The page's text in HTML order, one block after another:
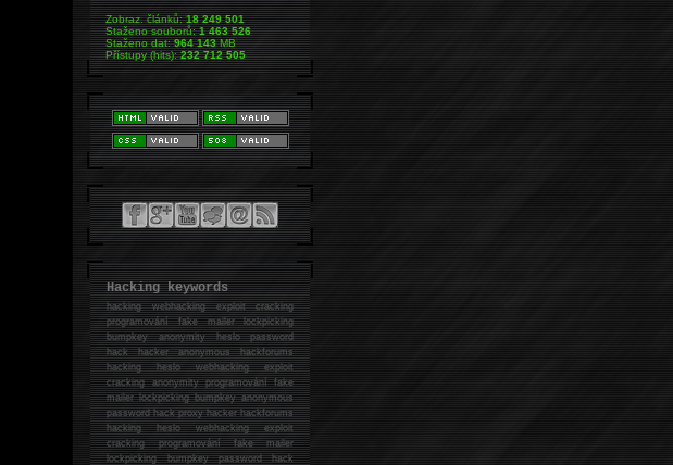
Zobraz. článků:18 249 501
Staženo souborů:1 463 526
Staženo dat:964 143MB
Přístupy (hits):232 712 505
Hacking keywords
hackingwebhacking exploit cracking
programování fake mailer lockpicking
bumpkey anonymity heslo password
hackhacker anonymous hackforums
hackingheslo webhacking exploit
cracking anonymity programování fake
mailer lockpicking bumpkey anonymous
password hack proxy hacker hackforums
hacking heslo webhacking exploit
cracking programování fake mailer
lockpicking bumpkey password hack